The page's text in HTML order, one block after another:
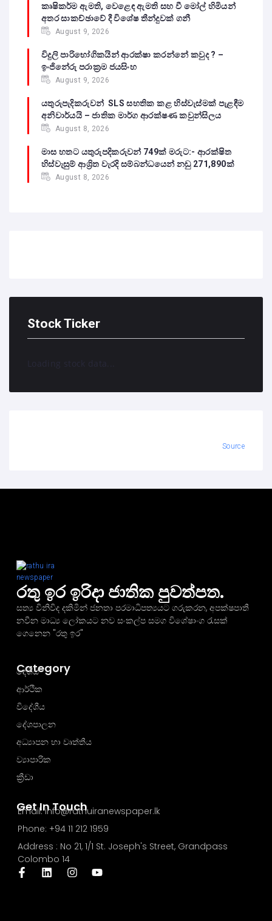
කෘෂිකර්ම ඇමති, වෙළෙඳ ඇමති සහ වී මෝල් හිමියන්
අතර සාකච්ඡාවේ දී විශේෂ තීන්දුවක් ගනී
August 9, 2026
විදුලි පාරිභෝගිකයින් ආරක්ෂා කරන්නේ කවුද ? –
ඉංජිනේරු පරාක්‍රම ජයසිංහ
August 9, 2026
යතුරුපැදිකරුවන් SLS සහතික කළ හිස්වැස්මක් පැළඳීම
අනිවාර්යයි – ජාතික මාර්ග ආරක්ෂණ කවුන්සිලය
August 8, 2026
මාස හතට යතුරුපදිකරුවන් 749ක් මරුට:- ආරක්ෂිත
හිස්වැසුම් ආශ්‍රිත වැරදි සම්බන්ධයෙන් නඩු 271,890ක්
August 8, 2026
Stock Ticker
Loading stock data...
Source
රතු ඉර ඉරිදා ජාතික පුවත්පත.
සත්‍ය විනිවිද දකිමින් ජනතා පරමාධිපත්‍යයට ගරුකරන, අපක්ෂපාතී
නවීන මාධ්‍ය ලෝකයට නව සංකල්ප සමග විශේෂාංග රැසක්
ගෙනෙන "රතු ඉර"
Get In Touch
Email: info@rathuiranewspaper.lk
Phone: +94 11 212 1959
Address : No 21, 1/1 St. Joseph's Street, Grandpass
Colombo 14
Category
දේශීය
ආර්ථික
විදේශීය
දේශපාලන
අධ්‍යාපන හා වෘත්තීය
ව්‍යාපාරික
ක්‍රීඩා